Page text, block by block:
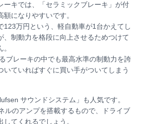
ーキでは、「セラミックブレーキ」が付
になりやすいです。
123万円という、軽自動車が1台かえてし
、制動力を格段に向上させるためつけて
ブレーキの中でも最高水準の制動力を誇
いていればすぐに買い手がついてしまう
サウンドシステム」も人気です。
ルのアンプを搭載するもので、ドライブ
てくれるでしょう。